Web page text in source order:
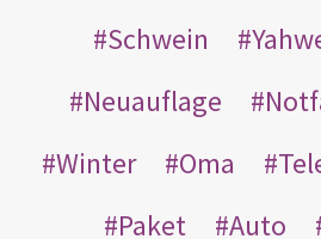
Schwein
Neuauflage
Winter
Oma
Paket
Auto